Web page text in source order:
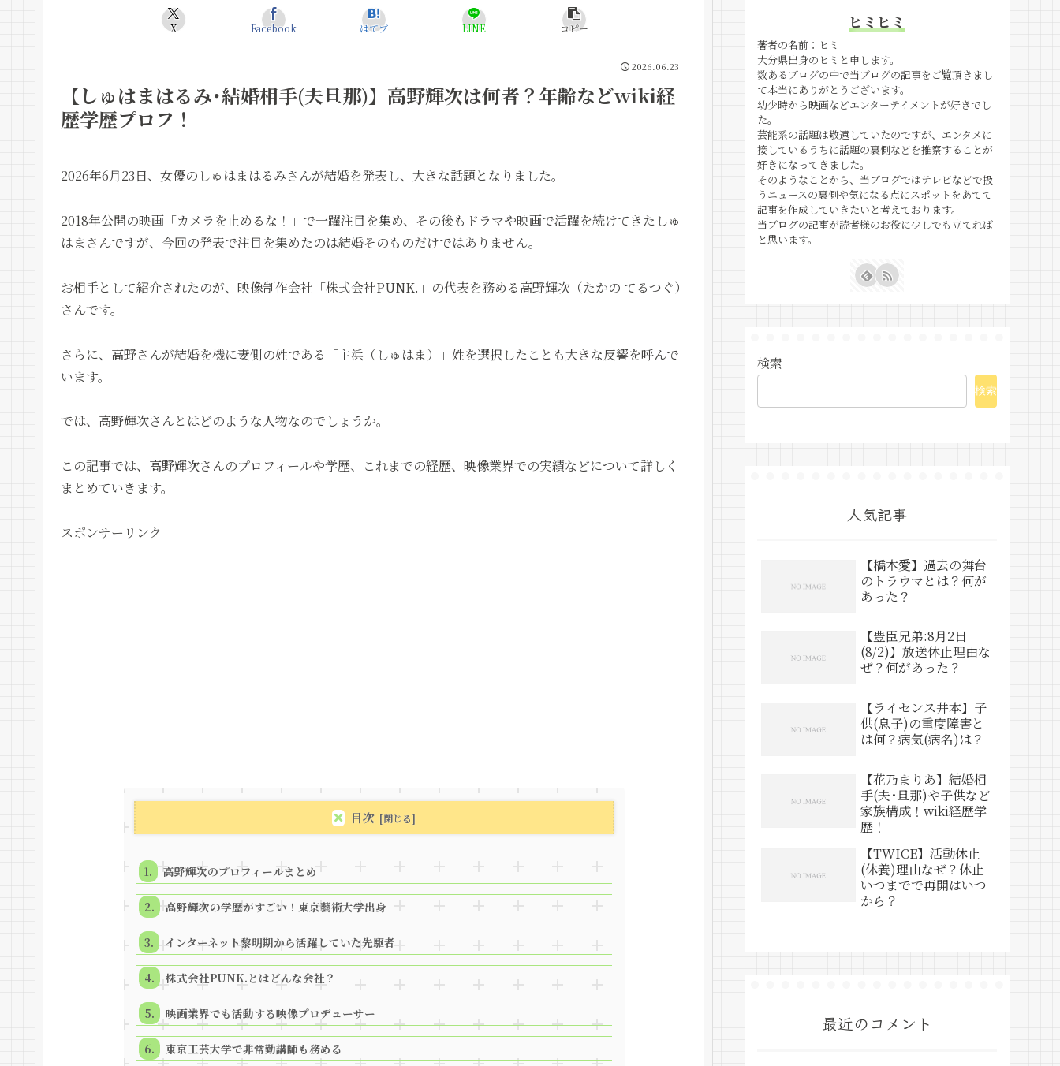
X Facebook はてブ LINE コピー
2026.06.23
【しゅはまはるみ･結婚相手(夫旦那)】高野輝次は何者？年齢などwiki経
歴学歴プロフ！
2026年6月23日、女優のしゅはまはるみさんが結婚を発表し、大きな話題となりました。
2018年公開の映画「カメラを止めるな！」で一躍注目を集め、その後もドラマや映画で活躍を続けてきたしゅ
はまさんですが、今回の発表で注目を集めたのは結婚そのものだけではありません。
お相手として紹介されたのが、映像制作会社「株式会社PUNK.」の代表を務める高野輝次（たかの てるつぐ）
さんです。
さらに、高野さんが結婚を機に妻側の姓である「主浜（しゅはま）」姓を選択したことも大きな反響を呼んで
います。
では、高野輝次さんとはどのような人物なのでしょうか。
この記事では、高野輝次さんのプロフィールや学歴、これまでの経歴、映像業界での実績などについて詳しく
まとめていきます。
スポンサーリンク
目次
高野輝次のプロフィールまとめ
高野輝次の学歴がすごい！東京藝術大学出身
インターネット黎明期から活躍していた先駆者
株式会社PUNK.とはどんな会社？
映画業界でも活動する映像プロデューサー
東京工芸大学で非常勤講師も務める
ヒミヒミ
著者の名前：ヒミ
大分県出身のヒミと申します。
数あるブログの中で当ブログの記事をご覧頂きまし
て本当にありがとうございます。
幼少時から映画などエンターテイメントが好きでし
た。
芸能系の話題は敬遠していたのですが、エンタメに
接しているうちに話題の裏側などを推察することが
好きになってきました。
そのようなことから、当ブログではテレビなどで扱
うニュースの裏側や気になる点にスポットをあてて
記事を作成していきたいと考えております。
当ブログの記事が読者様のお役に少しでも立てれば
と思います。
検索
検索
人気記事
【橋本愛】過去の舞台
のトラウマとは？何が
あった？
【豊臣兄弟:8月2日
(8/2)】放送休止理由な
ぜ？何があった？
【ライセンス井本】子
供(息子)の重度障害と
は何？病気(病名)は？
【花乃まりあ】結婚相
手(夫･旦那)や子供など
家族構成！wiki経歴学
歴！
【TWICE】活動休止
(休養)理由なぜ？休止
いつまでで再開はいつ
から？
最近のコメント